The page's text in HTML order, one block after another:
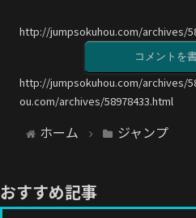
http://jumpsokuhou.com/archives/
コメントを
http://jumpsokuhou.com/archives/
ou.com/archives/58978433.html
ホーム ジャンプ
おすすめ記事